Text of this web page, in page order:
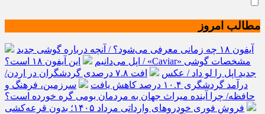
مطالب امروز
آیفون ۱۸ چه زمانی معرفی می‌شود؟ / آنچه درباره گوشی جدید
اپل می‌دانیم
این آیفون ۱۸ است؟ / «Caviar» مشخصات گوشی
جدید اپل را لو داد / عکس
افت ۷.۸ درصدی گردشگران در اردن/
درآمد گردشگری ۱۰.۴ درصد کاهش یافت
سرزمین، فرهنگ و
حافظه/ چرا آینده میراث جهان به مردمان بومی گره خورده است؟
فروش فوری خودروهای وارداتی مرداد ۱۴۰۵؛ بدون قرعه‌کشی